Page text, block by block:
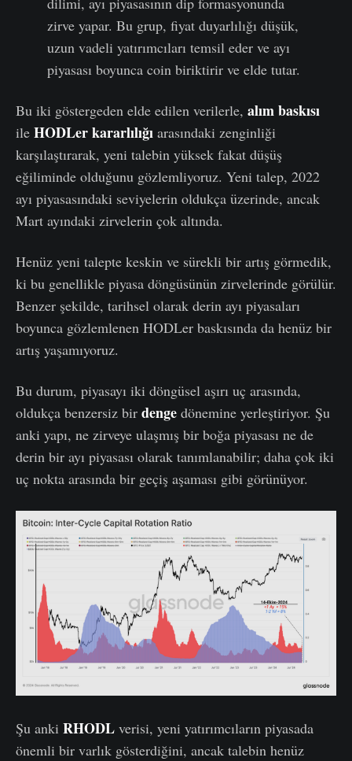
zirve yapar. Bu grup, fiyat duyarlılığı düşük,
uzun vadeli yatırımcıları temsil eder ve ayı
piyasası boyunca coin biriktirir ve elde tutar.
Bu iki göstergeden elde edilen verilerle, alım baskısı
ile HODLer kararlılığı arasındaki zenginliği
karşılaştırarak, yeni talebin yüksek fakat düşüş
eğiliminde olduğunu gözlemliyoruz. Yeni talep, 2022
ayı piyasasındaki seviyelerin oldukça üzerinde, ancak
Mart ayındaki zirvelerin çok altında.
Henüz yeni talepte keskin ve sürekli bir artış görmedik,
ki bu genellikle piyasa döngüsünün zirvelerinde görülür.
Benzer şekilde, tarihsel olarak derin ayı piyasaları
boyunca gözlemlenen HODLer baskısında da henüz bir
artış yaşamıyoruz.
Bu durum, piyasayı iki döngüsel aşırı uç arasında,
oldukça benzersiz bir denge dönemine yerleştiriyor. Şu
anki yapı, ne zirveye ulaşmış bir boğa piyasası ne de
derin bir ayı piyasası olarak tanımlanabilir; daha çok iki
uç nokta arasında bir geçiş aşaması gibi görünüyor.
Şu anki RHODL verisi, yeni yatırımcıların piyasada
önemli bir varlık gösterdiğini, ancak talebin henüz